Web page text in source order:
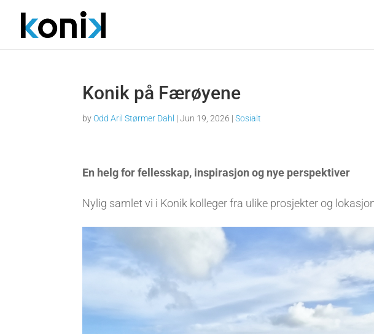
Konik på Færøyene
byOdd Aril Størmer Dahl |Jun 19, 2026 |Sosialt
En helg for fellesskap, inspirasjon og nye perspektiver
Nylig samlet vi i Konik kolleger fra ulike prosjekter og